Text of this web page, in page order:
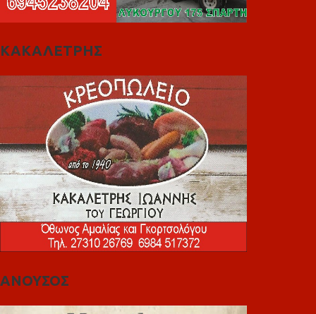
ΚΑΚΑΛΕΤΡΗΣ
ΑΝΟΥΣΟΣ